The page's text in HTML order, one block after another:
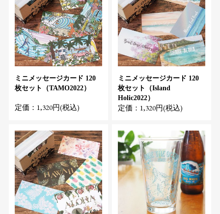
ミニメッセージカード 120
枚セット（TAMO2022）
定価：1,320円(税込)
ミニメッセージカード 120
枚セット（Island
Holic2022）
定価：1,320円(税込)